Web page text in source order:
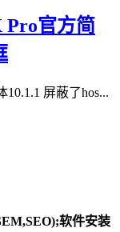
Pro官方简
10.1.1 屏蔽了hos...
软件安装